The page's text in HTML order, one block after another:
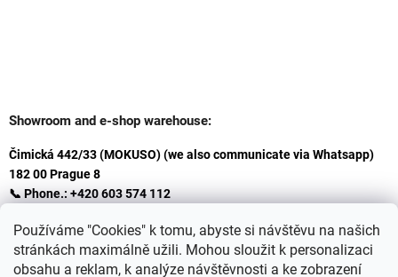
Používáme "Cookies" k tomu, abyste si návštěvu na našich
stránkách maximálně užili. Mohou sloužit k personalizaci
obsahu a reklam, k analýze návštěvnosti a ke zobrazení
Showroom and e-shop warehouse:
Čimická 442/33 (MOKUSO) (we also communicate via Whatsapp)
182 00 Prague 8
📞 Phone.: +420 603 574 112